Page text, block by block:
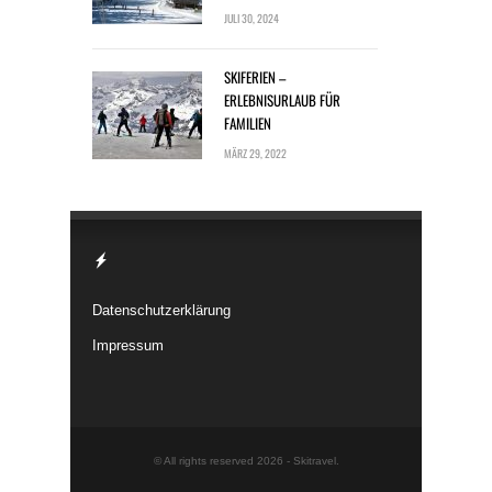
JULI 30, 2024
SKIFERIEN –
ERLEBNISURLAUB FÜR
FAMILIEN
MÄRZ 29, 2022
Datenschutzerklärung
Impressum
© All rights reserved 2026 - Skitravel.